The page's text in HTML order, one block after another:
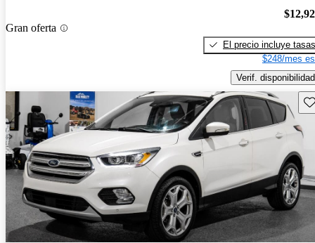
Gran oferta
El precio incluye tasas
$248/mes
Verif. disponibilidad